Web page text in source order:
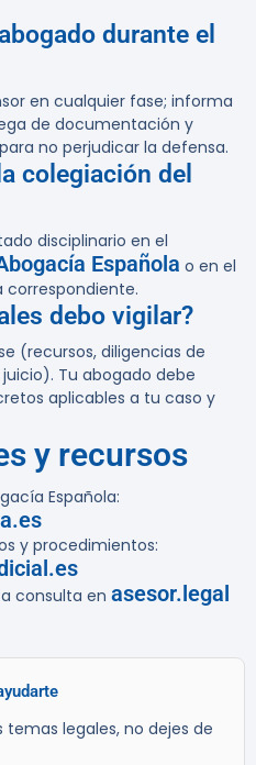
durante el
en cualquier fase; informa
de documentación y
no perjudicar la defensa.
colegiación del
disciplinario en el
Española o en el
correspondiente.
debo vigilar?
(recursos, diligencias de
Tu abogado debe
aplicables a tu caso y
y recursos
Española:
y procedimientos:
consulta en asesor.legal
legales, no dejes de